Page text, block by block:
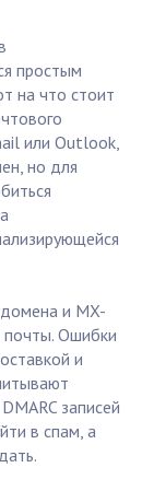
простым
на что стоит
или Outlook,
но для
и MX-
почты. Ошибки
и
записей
в спам, а